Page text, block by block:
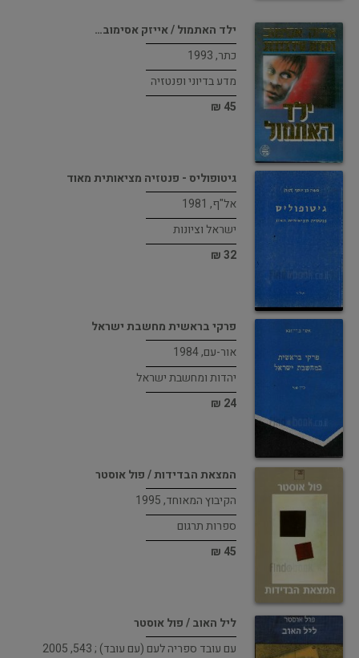
ילד האתמול / אייזק אסימוב…
כתר, 1993
מדע בדיוני ופנטזיה
45 ₪
גיטופוליס - פנטזיה מציאותית מאוד
אל"ף, 1981
ישראל וציונות
32 ₪
פרקי בראשית מחשבת ישראל
אור-עם, 1984
יהדות ומחשבת ישראל
24 ₪
המצאת הבדידות / פול אוסטר
הקיבוץ המאוחד, 1995
ספרות תרגום
45 ₪
ליל האוב / פול אוסטר
עם עובד ספריה לעם (עם עובד) ; 543, 2005